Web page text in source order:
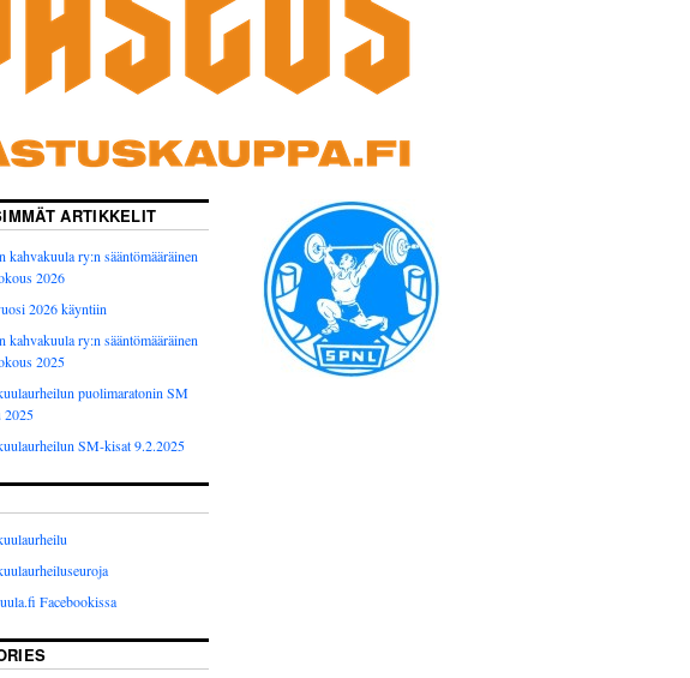
ARTIKKELIT
kahvakuula ry:n sääntömääräinen
2026
2026 käyntiin
kahvakuula ry:n sääntömääräinen
2025
puolimaratonin SM
2025
SM-kisat 9.2.2025
Facebookissa